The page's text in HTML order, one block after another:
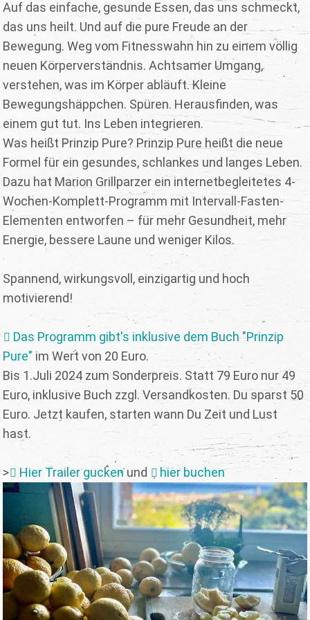
Auf das einfache, gesunde Essen, das uns schmeckt,
das uns heilt. Und auf die pure Freude an der
Bewegung. Weg vom Fitnesswahn hin zu einem völlig
neuen Körperverständnis. Achtsamer Umgang,
verstehen, was im Körper abläuft. Kleine
Bewegungshäppchen. Spüren. Herausfinden, was
einem gut tut. Ins Leben integrieren.
Was heißt Prinzip Pure? Prinzip Pure heißt die neue
Formel für ein gesundes, schlankes und langes Leben.
Dazu hat Marion Grillparzer ein internetbegleitetes 4-
Wochen-Komplett-Programm mit Intervall-Fasten-
Elementen entworfen – für mehr Gesundheit, mehr
Energie, bessere Laune und weniger Kilos.
Spannend, wirkungsvoll, einzigartig und hoch
motivierend!
Das Programm gibt's inklusive dem Buch "Prinzip
Pure" im Wert von 20 Euro.
Bis 1.Juli 2024 zum Sonderpreis. Statt 79 Euro nur 49
Euro, inklusive Buch zzgl. Versandkosten. Du sparst 50
Euro. Jetzt kaufen, starten wann Du Zeit und Lust
hast.
> Hier Trailer guckenund hier buchen